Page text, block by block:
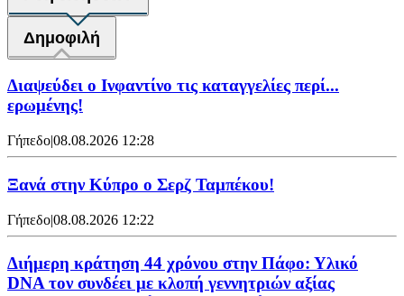
Δημοφιλή
Διαψεύδει ο Ινφαντίνο τις καταγγελίες περί...
ερωμένης!
Γήπεδο|08.08.2026 12:28
Ξανά στην Κύπρο ο Σερζ Ταμπέκου!
Γήπεδο|08.08.2026 12:22
Διήμερη κράτηση 44 χρόνου στην Πάφο: Υλικό
DNA τον συνδέει με κλοπή γεννητριών αξίας